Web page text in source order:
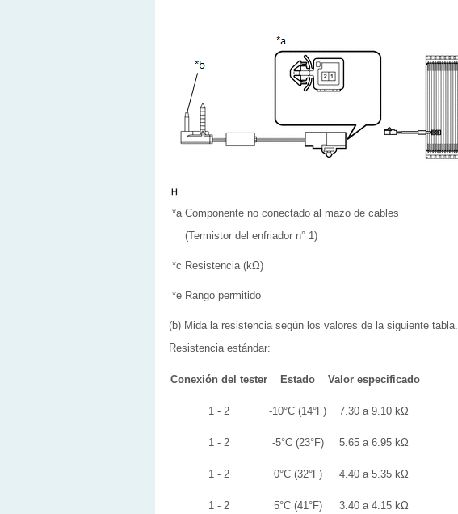
*a Componente no conectado al mazo de cables
(Termistor del enfriador n° 1)
*c Resistencia (kΩ)
*e Rango permitido
(b) Mida la resistencia según los valores de la siguiente tabla.
Resistencia estándar:
Conexión del tester Estado Valor especificado
1 - 2 -10°C (14°F) 7.30 a 9.10 kΩ
1 - 2 -5°C (23°F) 5.65 a 6.95 kΩ
1 - 2 0°C (32°F) 4.40 a 5.35 kΩ
1 - 2 5°C (41°F) 3.40 a 4.15 kΩ